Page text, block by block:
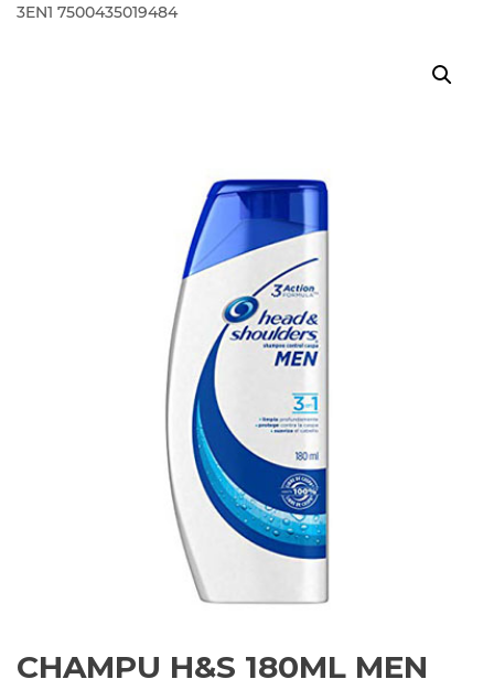
3EN1 7500435019484
CHAMPU H&S 180ML MEN